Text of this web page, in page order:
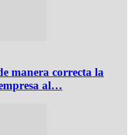
manera correcta la
al…